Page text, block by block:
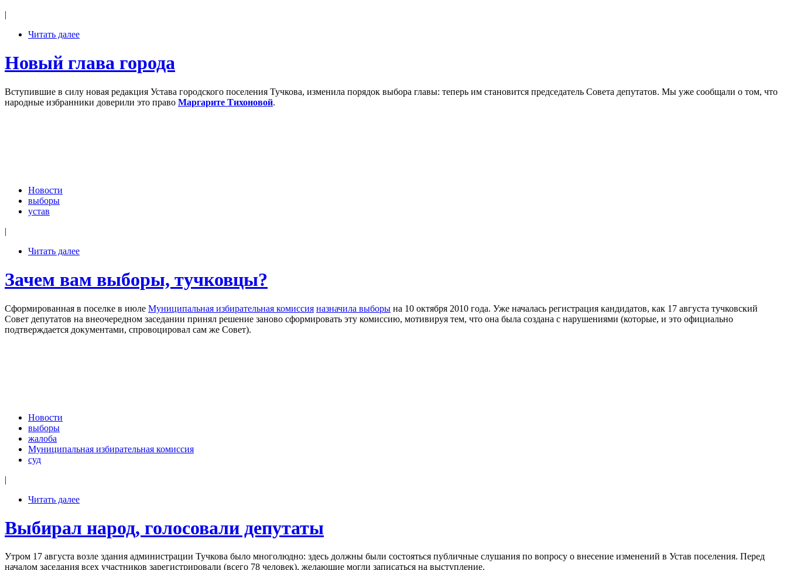
|
Читать далее
Новый глава города
Вступившие в силу новая редакция Устава городского поселения Тучкова, изменила порядок выбора главы: теперь им становится председатель Совета депутатов. Мы уже сообщали о том, что
народные избранники доверили это право Маргарите Тихоновой.
Новости
выборы
устав
|
Читать далее
Зачем вам выборы, тучковцы?
Сформированная в поселке в июле Муниципальная избирательная комиссия назначила выборы на 10 октября 2010 года. Уже началась регистрация кандидатов, как 17 августа тучковский
Совет депутатов на внеочередном заседании принял решение заново сформировать эту комиссию, мотивируя тем, что она была создана с нарушениями (которые, и это официально
подтверждается документами, спровоцировал сам же Совет).
Новости
выборы
жалоба
Муниципальная избирательная комиссия
суд
|
Читать далее
Выбирал народ, голосовали депутаты
Утром 17 августа возле здания администрации Тучкова было многолюдно: здесь должны были состояться публичные слушания по вопросу о внесение изменений в Устав поселения. Перед
началом заседания всех участников зарегистрировали (всего 78 человек), желающие могли записаться на выступление.